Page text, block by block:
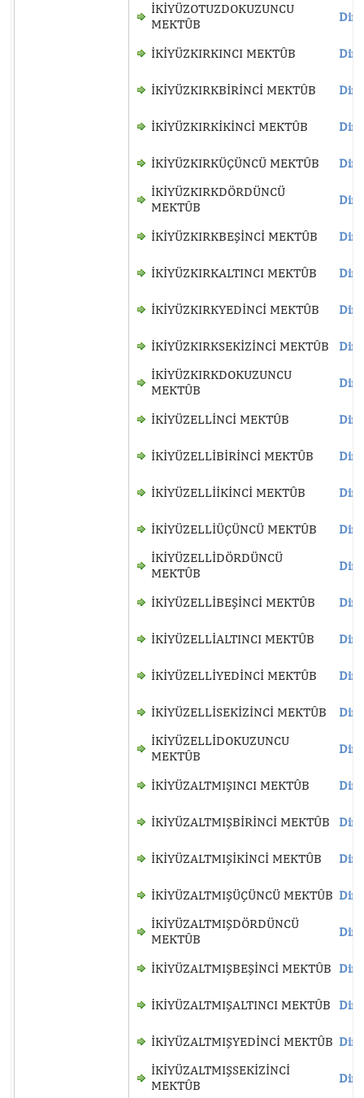
İKİYÜZOTUZDOKUZUNCU
MEKTÛB
İKİYÜZKIRKINCI MEKTÛB
İKİYÜZKIRKBİRİNCİ MEKTÛB
İKİYÜZKIRKİKİNCİ MEKTÛB
İKİYÜZKIRKÜÇÜNCÜ MEKTÛB
İKİYÜZKIRKDÖRDÜNCÜ
MEKTÛB
İKİYÜZKIRKBEŞİNCİ MEKTÛB
İKİYÜZKIRKALTINCI MEKTÛB
İKİYÜZKIRKYEDİNCİ MEKTÛB
İKİYÜZKIRKSEKİZİNCİ MEKTÛB
İKİYÜZKIRKDOKUZUNCU
MEKTÛB
İKİYÜZELLİNCİ MEKTÛB
İKİYÜZELLİBİRİNCİ MEKTÛB
İKİYÜZELLİİKİNCİ MEKTÛB
İKİYÜZELLİÜÇÜNCÜ MEKTÛB
İKİYÜZELLİDÖRDÜNCÜ
MEKTÛB
İKİYÜZELLİBEŞİNCİ MEKTÛB
İKİYÜZELLİALTINCI MEKTÛB
İKİYÜZELLİYEDİNCİ MEKTÛB
İKİYÜZELLİSEKİZİNCİ MEKTÛB
İKİYÜZELLİDOKUZUNCU
MEKTÛB
İKİYÜZALTMIŞINCI MEKTÛB
İKİYÜZALTMIŞBİRİNCİ MEKTÛB
İKİYÜZALTMIŞİKİNCİ MEKTÛB
İKİYÜZALTMIŞÜÇÜNCÜ MEKTÛB
İKİYÜZALTMIŞDÖRDÜNCÜ
MEKTÛB
İKİYÜZALTMIŞBEŞİNCİ MEKTÛB
İKİYÜZALTMIŞALTINCI MEKTÛB
İKİYÜZALTMIŞYEDİNCİ MEKTÛB
İKİYÜZALTMIŞSEKİZİNCİ
MEKTÛB